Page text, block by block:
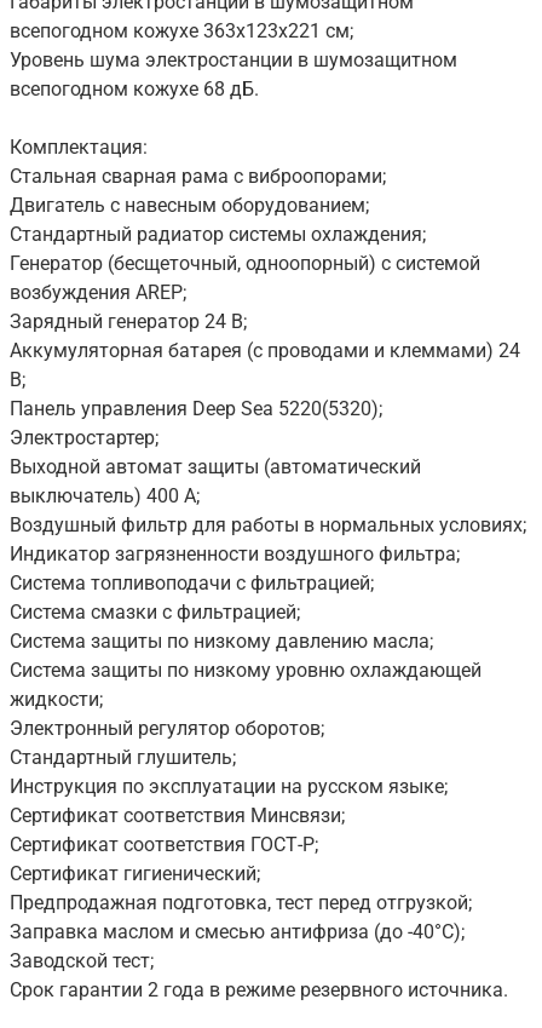
всепогодном кожухе 363x123x221 см;
Уровень шума электростанции в шумозащитном
всепогодном кожухе 68 дБ.
Комплектация:
Стальная сварная рама с виброопорами;
Двигатель с навесным оборудованием;
Стандартный радиатор системы охлаждения;
Генератор (бесщеточный, одноопорный) с системой
возбуждения AREP;
Зарядный генератор 24 В;
Аккумуляторная батарея (с проводами и клеммами) 24
В;
Панель управления Deep Sea 5220(5320);
Электростартер;
Выходной автомат защиты (автоматический
выключатель) 400 А;
Воздушный фильтр для работы в нормальных условиях;
Индикатор загрязненности воздушного фильтра;
Система топливоподачи с фильтрацией;
Система смазки с фильтрацией;
Система защиты по низкому давлению масла;
Система защиты по низкому уровню охлаждающей
жидкости;
Электронный регулятор оборотов;
Стандартный глушитель;
Инструкция по эксплуатации на русском языке;
Сертификат соответствия Минсвязи;
Сертификат соответствия ГОСТ-Р;
Сертификат гигиенический;
Предпродажная подготовка, тест перед отгрузкой;
Заправка маслом и смесью антифриза (до -40°С);
Заводской тест;
Срок гарантии 2 года в режиме резервного источника.